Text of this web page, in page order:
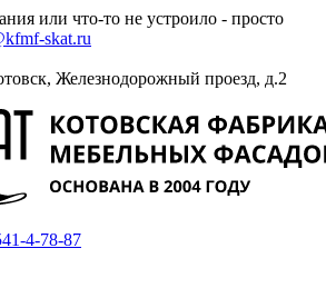
или что-то не устроило - просто
skat.ru
Железнодорожный проезд, д.2
4-78-87